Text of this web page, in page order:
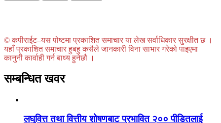
© कपीराईट–यस पोष्टमा प्रकाशित समाचार या लेख सर्वाधिकार सुरक्षीत छ ।
यहाँ प्रकाशित समाचार हुबहु कसैले जानकारी विना साभार गरेको पाइएमा
कानुनी कार्वाही गर्न बाध्य हुनेछौ ।
सम्बन्धित खवर
लघुवित्त तथा वित्तीय शोषणबाट प्रभावित २०० पीडितलाई